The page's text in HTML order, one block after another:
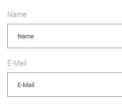
Name
E-Mail